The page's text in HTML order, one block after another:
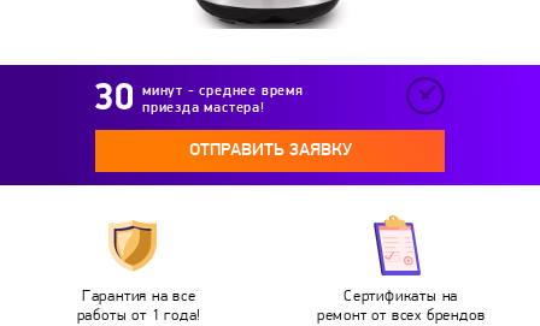
минут - среднее время
приезда мастера!
ОТПРАВИТЬ ЗАЯВКУ
Гарантия на все
работы от 1 года!
Сертификаты на
ремонт от всех брендов